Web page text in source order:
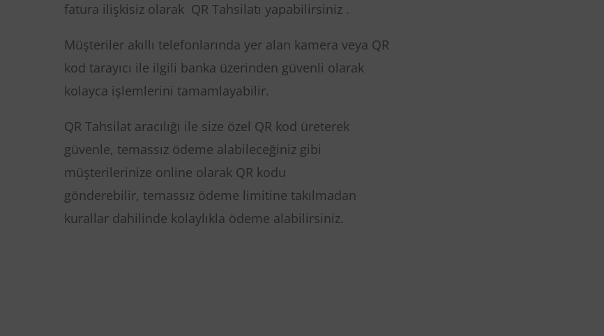
fatura ilişkisiz olarak QR Tahsilatı yapabilirsiniz .
Müşteriler akıllı telefonlarında yer alan kamera veya QR
kod tarayıcı ile ilgili banka üzerinden güvenli olarak
kolayca işlemlerini tamamlayabilir.
QR Tahsilat aracılığı ile size özel QR kod üreterek
güvenle, temassız ödeme alabileceğiniz gibi
müşterilerinize online olarak QR kodu
gönderebilir, temassız ödeme limitine takılmadan
kurallar dahilinde kolaylıkla ödeme alabilirsiniz.